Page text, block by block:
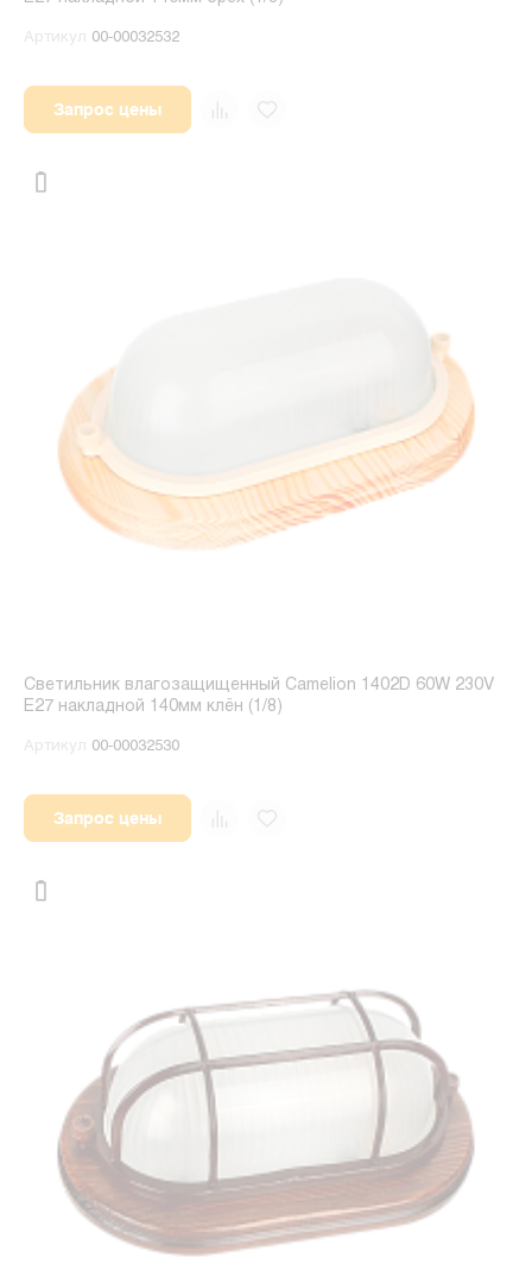
Артикул 00-00032532
Запрос цены
Светильник влагозащищенный Camelion 1402D 60W 230V
E27 накладной 140мм клён (1/8)
Артикул 00-00032530
Запрос цены